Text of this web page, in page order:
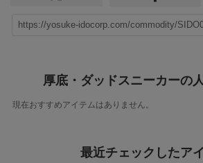
厚底・ダッドスニーカーの
現在おすすめアイテムはありません。
最近チェックしたア